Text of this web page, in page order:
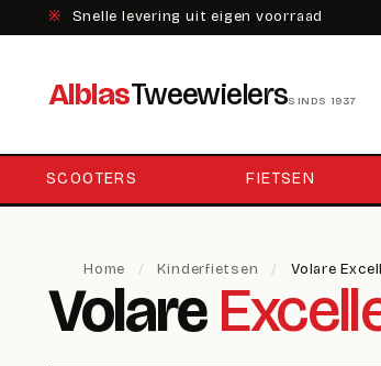
※ Snelle levering uit eigen voorraad
AlblasTweewielersSINDS 1937
SCOOTERS FIETSEN
Home / Kinderfietsen / Volare
Volare